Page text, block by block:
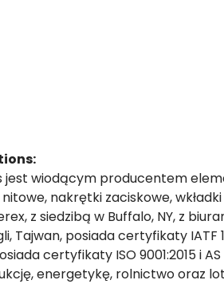
jest wiodącym producentem
nakrętki zaciskowe,
z siedzibą w Buffalo, NY, z
Tajwan, posiada certyfikaty IATF
certyfikaty ISO 9001:2015 i
energetykę, rolnictwo oraz